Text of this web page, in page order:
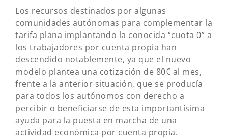
Los recursos destinados por algunas
comunidades autónomas para complementar la
tarifa plana implantando la conocida “cuota 0” a
los trabajadores por cuenta propia han
descendido notablemente, ya que el nuevo
modelo plantea una cotización de 80€ al mes,
frente a la anterior situación, que se producía
para todos los autónomos con derecho a
percibir o beneficiarse de esta importantísima
ayuda para la puesta en marcha de una
actividad económica por cuenta propia.